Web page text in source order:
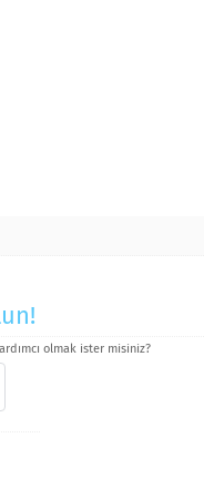
olmak ister misiniz?